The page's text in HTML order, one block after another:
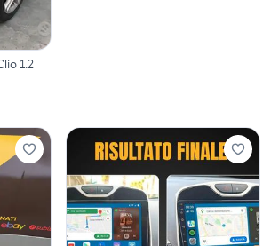
1.2